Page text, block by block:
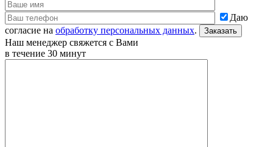
Даю
согласие на обработку персональных данных.
Наш менеджер свяжется с Вами
в течение 30 минут